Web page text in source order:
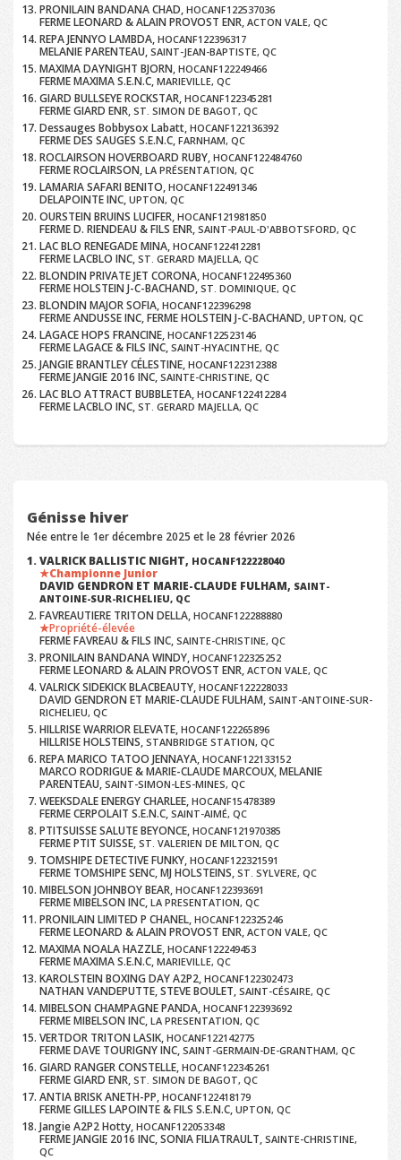
PRONILAIN BANDANA CHAD,HOCANF122537036
FERME LEONARD & ALAIN PROVOST ENR,ACTON VALE, QC
REPA JENNYO LAMBDA,HOCANF122396317
MELANIE PARENTEAU,SAINT-JEAN-BAPTISTE, QC
MAXIMA DAYNIGHT BJORN,HOCANF122249466
FERME MAXIMA S.E.N.C,MARIEVILLE, QC
GIARD BULLSEYE ROCKSTAR,HOCANF122345281
FERME GIARD ENR,ST. SIMON DE BAGOT, QC
Dessauges Bobbysox Labatt,HOCANF122136392
FERME DES SAUGES S.E.N.C,FARNHAM, QC
ROCLAIRSON HOVERBOARD RUBY,HOCANF122484760
FERME ROCLAIRSON,LA PRÉSENTATION, QC
LAMARIA SAFARI BENITO,HOCANF122491346
DELAPOINTE INC,UPTON, QC
OURSTEIN BRUINS LUCIFER,HOCANF121981850
FERME D. RIENDEAU & FILS ENR,SAINT-PAUL-D'ABBOTSFORD, QC
LAC BLO RENEGADE MINA,HOCANF122412281
FERME LACBLO INC,ST. GERARD MAJELLA, QC
BLONDIN PRIVATE JET CORONA,HOCANF122495360
FERME HOLSTEIN J-C-BACHAND,ST. DOMINIQUE, QC
BLONDIN MAJOR SOFIA,HOCANF122396298
FERME ANDUSSE INC, FERME HOLSTEIN J-C-BACHAND,UPTON, QC
LAGACE HOPS FRANCINE,HOCANF122523146
FERME LAGACE & FILS INC,SAINT-HYACINTHE, QC
JANGIE BRANTLEY CÉLESTINE,HOCANF122312388
FERME JANGIE 2016 INC,SAINTE-CHRISTINE, QC
LAC BLO ATTRACT BUBBLETEA,HOCANF122412284
FERME LACBLO INC,ST. GERARD MAJELLA, QC
Génisse hiver
Née entre le 1er décembre 2025 et le 28 février 2026
VALRICK BALLISTIC NIGHT, HOCANF122228040
Championne Junior
DAVID GENDRON ET MARIE-CLAUDE FULHAM, SAINT-
ANTOINE-SUR-RICHELIEU, QC
FAVREAUTIERE TRITON DELLA,HOCANF122288880
Propriété-élevée
FERME FAVREAU & FILS INC,SAINTE-CHRISTINE, QC
PRONILAIN BANDANA WINDY,HOCANF122325252
FERME LEONARD & ALAIN PROVOST ENR,ACTON VALE, QC
VALRICK SIDEKICK BLACBEAUTY,HOCANF122228033
DAVID GENDRON ET MARIE-CLAUDE FULHAM,SAINT-ANTOINE-SUR-
RICHELIEU, QC
HILLRISE WARRIOR ELEVATE,HOCANF122265896
HILLRISE HOLSTEINS,STANBRIDGE STATION, QC
REPA MARICO TATOO JENNAYA,HOCANF122133152
MARCO RODRIGUE & MARIE-CLAUDE MARCOUX, MELANIE
PARENTEAU,SAINT-SIMON-LES-MINES, QC
WEEKSDALE ENERGY CHARLEE,HOCANF15478389
FERME CERPOLAIT S.E.N.C,SAINT-AIMÉ, QC
PTITSUISSE SALUTE BEYONCE,HOCANF121970385
FERME PTIT SUISSE,ST. VALERIEN DE MILTON, QC
TOMSHIPE DETECTIVE FUNKY,HOCANF122321591
FERME TOMSHIPE SENC, MJ HOLSTEINS,ST. SYLVERE, QC
MIBELSON JOHNBOY BEAR,HOCANF122393691
FERME MIBELSON INC,LA PRESENTATION, QC
PRONILAIN LIMITED P CHANEL,HOCANF122325246
FERME LEONARD & ALAIN PROVOST ENR,ACTON VALE, QC
MAXIMA NOALA HAZZLE,HOCANF122249453
FERME MAXIMA S.E.N.C,MARIEVILLE, QC
KAROLSTEIN BOXING DAY A2P2,HOCANF122302473
NATHAN VANDEPUTTE, STEVE BOULET,SAINT-CÉSAIRE, QC
MIBELSON CHAMPAGNE PANDA,HOCANF122393692
FERME MIBELSON INC,LA PRESENTATION, QC
VERTDOR TRITON LASIK,HOCANF122142775
FERME DAVE TOURIGNY INC,SAINT-GERMAIN-DE-GRANTHAM, QC
GIARD RANGER CONSTELLE,HOCANF122345261
FERME GIARD ENR,ST. SIMON DE BAGOT, QC
ANTIA BRISK ANETH-PP,HOCANF122418179
FERME GILLES LAPOINTE & FILS S.E.N.C,UPTON, QC
Jangie A2P2 Hotty,HOCANF122053348
FERME JANGIE 2016 INC, SONIA FILIATRAULT,SAINTE-CHRISTINE,
QC